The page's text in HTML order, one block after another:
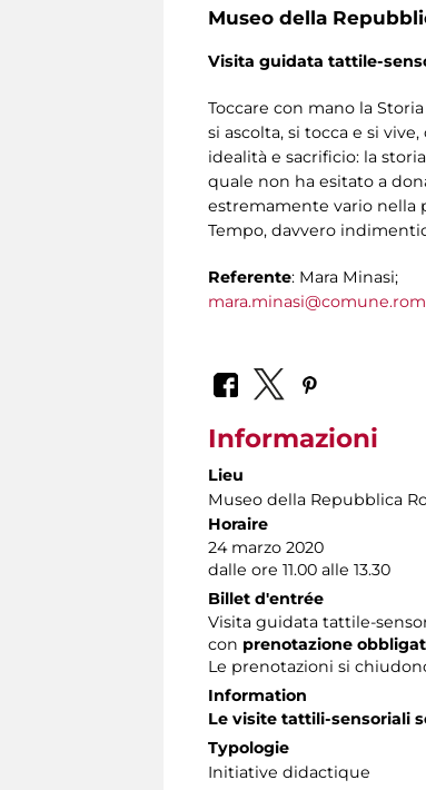
Museo della
Visita guidata tattile-
Toccare con mano la
si ascolta, si tocca e si
idealità e sacrificio: la
quale non ha esitato a
estremamente vario nella
Tempo, davvero
Referente: Mara Minasi;
Informazioni
Lieu
Museo della Repubblica
Horaire
24 marzo 2020
dalle ore 11.00 alle 13.30
Billet d'entrée
Visita guidata tattile-
con prenotazione
Le prenotazioni si
Information
Le visite tattili-sensoriali
Typologie
Initiative didactique